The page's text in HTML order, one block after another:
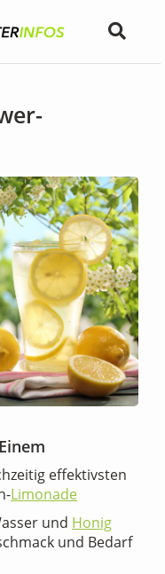
effektivsten
Limonade
und Honig
und Bedarf